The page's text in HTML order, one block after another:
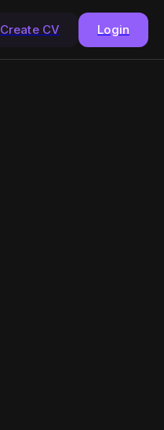
Create CV Login